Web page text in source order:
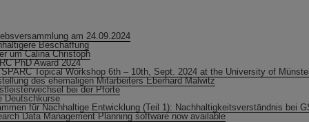
am 24.09.2024
Beschaffung
um Calina Christoph
PhD Award 2024
Topical Workshop 6th – 10th, Sept. 2024 at the University of
des ehemaligen Mitarbeiters Eberhard Malwitz
bei der Pforte
Deutschkurse
für Nachhaltige Entwicklung (Teil 1): Nachhaltigkeitsverständnis bei
Data Management Planning software now available